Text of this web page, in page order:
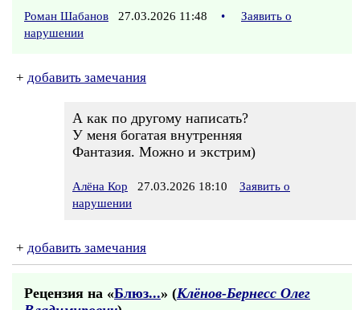
Роман Шабанов 27.03.2026 11:48 •
Заявить о
нарушении
+ добавить замечания
А как по другому написать?
У меня богатая внутренняя
Фантазия. Можно и экстрим)
Алёна Кор 27.03.2026 18:10
Заявить о
нарушении
+ добавить замечания
Рецензия на «Блюз...» (Клёнов-Бернесс Олег